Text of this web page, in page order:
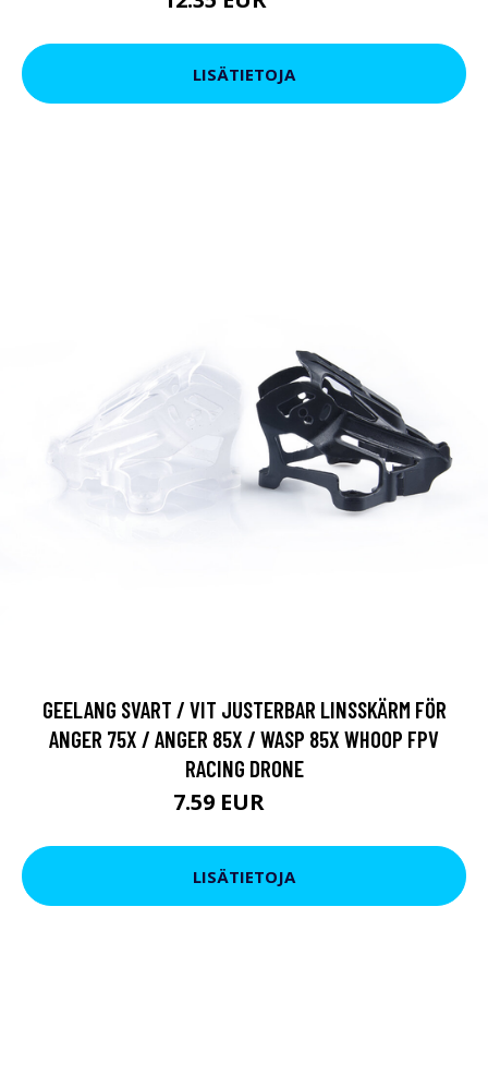
LISÄTIETOJA
GEELANG SVART / VIT JUSTERBAR LINSSKÄRM FÖR
ANGER 75X / ANGER 85X / WASP 85X WHOOP FPV
RACING DRONE
7.59 EUR
LISÄTIETOJA